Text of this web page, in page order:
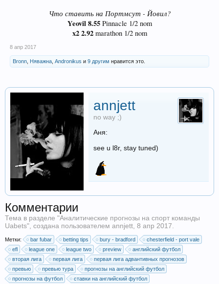
Что ставить на Портмсут - Йовил?
Yeovil8.55Pinnacle 1/2 nom
x2 2.92marathon 1/2 nom​
8 апр 2017
Bronn Няважна Andronikus и 9 другим нравится это.
annjett
no way ;)
Аня:
see u l8r, stay tuned)
Комментарии
Тема в разделе "Аналитические прогнозы на спорт команды
Uabets", создана пользователем annjett, 8 апр 2017.
Метки: bar fubar betting tips bury - bradford
chesterfield - port vale
efl
league one league two preview
английский футбол
вторая лига
первая лига
первая лига адвантивных прогнозов
превью
превью тура
прогнозы на английский футбол
прогнозы на футбол
ставки на английский футбол